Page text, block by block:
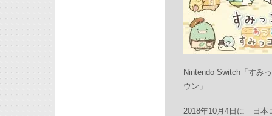
Nintendo Switch「すみ
ウン」
2018年10月4日に 日本